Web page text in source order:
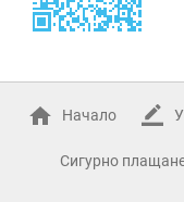
Начало
Сигурно